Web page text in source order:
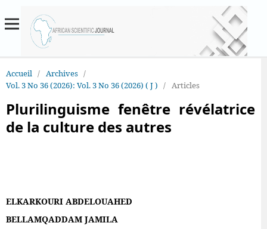
Accueil / Archives /
Vol. 3 No 36 (2026): Vol. 3 No 36 (2026) ( J ) / Articles
Plurilinguisme fenêtre révélatrice
de la culture des autres
ELKARKOURI ABDELOUAHED
BELLAMQADDAM JAMILA